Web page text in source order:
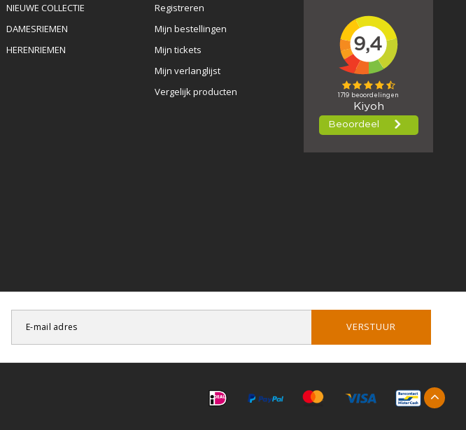
NIEUWE COLLECTIE
DAMESRIEMEN
HERENRIEMEN
Registreren
Mijn bestellingen
Mijn tickets
Mijn verlanglijst
Vergelijk producten
VERSTUUR